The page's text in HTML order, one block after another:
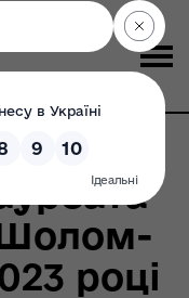
Шолом-
році